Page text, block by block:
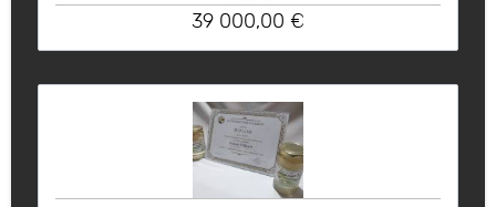
39 000,00 €